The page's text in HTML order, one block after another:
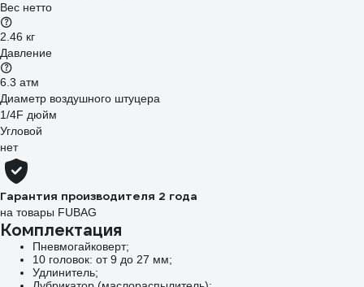
Вес нетто
2.46 кг
Давление
6.3 атм
Диаметр воздушного штуцера
1/4F дюйм
Угловой
нет
Гарантия производителя 2 года
на товары FUBAG
Комплектация
Пневмогайковерт;
10 головок: от 9 до 27 мм;
Удлинитель;